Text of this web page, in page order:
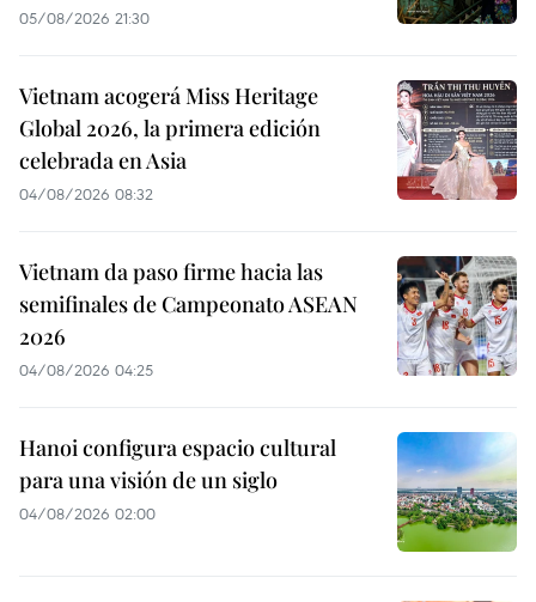
05/08/2026 21:30
Vietnam acogerá Miss Heritage
Global 2026, la primera edición
celebrada en Asia
04/08/2026 08:32
Vietnam da paso firme hacia las
semifinales de Campeonato ASEAN
2026
04/08/2026 04:25
Hanoi configura espacio cultural
para una visión de un siglo
04/08/2026 02:00